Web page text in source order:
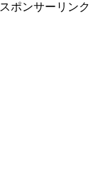
スポンサーリンク